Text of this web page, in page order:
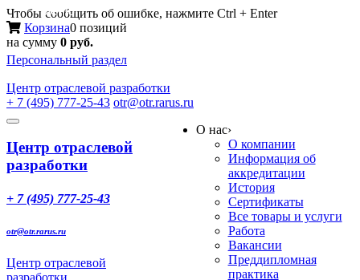
Чтобы сообщить об ошибке, нажмите Ctrl + Enter
Корзина0 позиций
на сумму 0 руб.
Персональный раздел
Центр отраслевой разработки
+ 7 (495) 777-25-43 otr@otr.rarus.ru
Toggle
Меню
Центр отраслевой
разработки
+ 7 (495) 777-25-43
otr@otr.rarus.ru
Центр отраслевой
разработки
О нас›
О компании
Информация об
аккредитации
История
Сертификаты
Все товары и услуги
Работа
Вакансии
Преддипломная
практика